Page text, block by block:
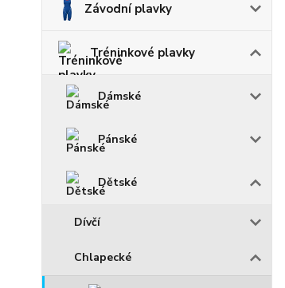
Závodní plavky
Tréninkové plavky
Dámské
Pánské
Dětské
Dívčí
Chlapecké